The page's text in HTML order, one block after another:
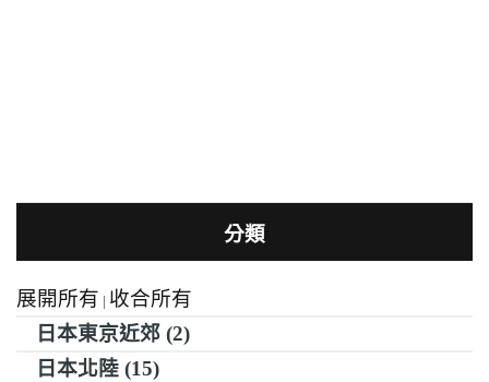
分類
展開所有 | 收合所有
日本東京近郊 (2)
日本北陸 (15)